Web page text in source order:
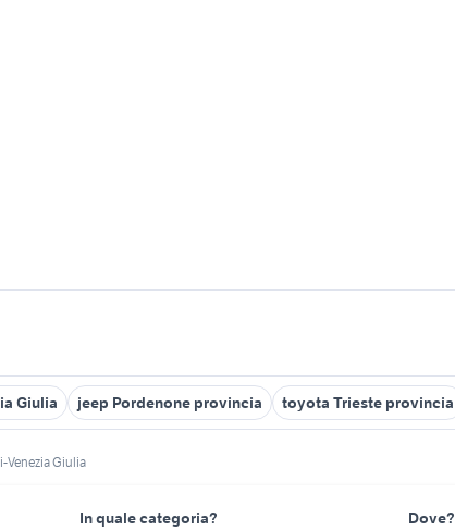
Giulia jeep Pordenone provincia toyota Trieste provincia
Venezia Giulia
In quale categoria? Dove?